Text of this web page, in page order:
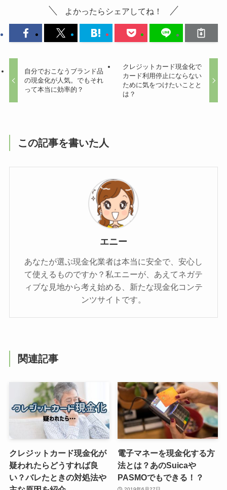
よかったらシェアしてね！
自分でおこなうブランド品
の現金化が人気。でもそれ
って本当に効率的？
クレジットカード現金化で
カード利用停止にならない
ために気をつけたいことと
は？
この記事を書いた人
エニー
あなたが選ぶ現金化業者は本当に安全で、安心し
て使えるものですか？私エニーが、あえてネガテ
ィブな見地から考え始める、新たな現金化コンテ
ンツサイトです。
関連記事
クレジットカード現金化が
疑われたらどうすれば良
い？バレたときの対処法や
電子マネーを現金化する方
法とは？あのSuicaや
PASMOでもできる！？